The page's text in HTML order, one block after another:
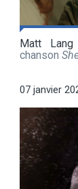
Matt Lang
chanson
07 janvier